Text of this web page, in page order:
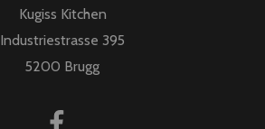
Kugiss Kitchen
Industriestrasse 395
5200 Brugg